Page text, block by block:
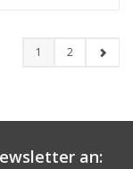
1 2
an: